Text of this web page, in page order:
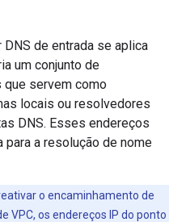
de entrada se aplica
um conjunto de
servem como
locais ou resolvedores
DNS. Esses endereços
a resolução de nome
o encaminhamento de
VPC, os endereços IP do ponto